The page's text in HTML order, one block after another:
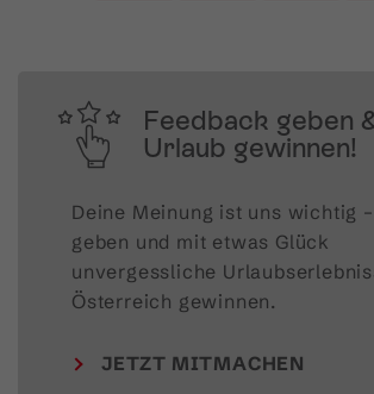
Feedback geben
Urlaub gewinnen!
Deine Meinung ist uns wichtig
geben und mit etwas Glück
unvergessliche
Österreich gewinnen.
JETZT MITMACHEN